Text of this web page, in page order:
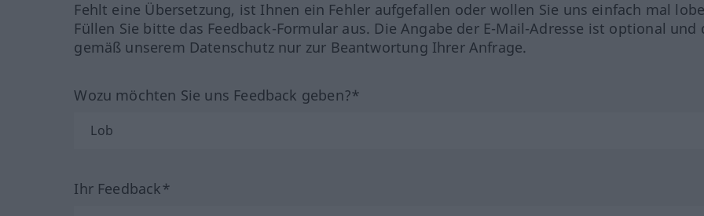
Fehlt eine Übersetzung, ist Ihnen ein Fehler aufgefallen oder wollen Sie uns einfach mal
Füllen Sie bitte das Feedback-Formular aus. Die Angabe der E-Mail-Adresse ist optional und
gemäß unserem Datenschutz nur zur Beantwortung Ihrer Anfrage.
Wozu möchten Sie uns Feedback geben?*
Ihr Feedback*